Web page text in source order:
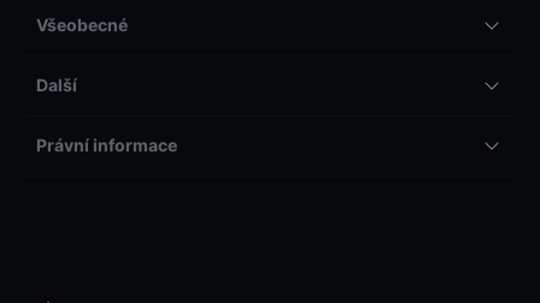
Všeobecné
Další
Právní informace